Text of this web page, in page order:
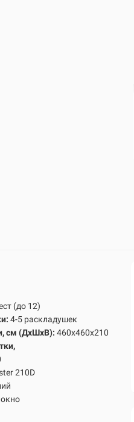
(до 12)
4-5 раскладушек
см (ДхШхВ): 460х460х210
и,
210D